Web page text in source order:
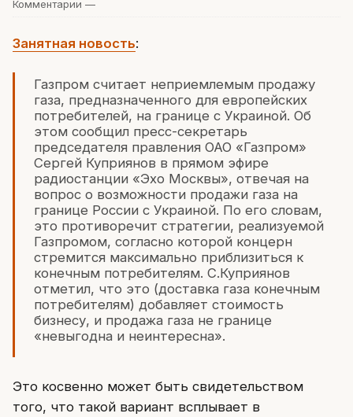
Комментарии —
Занятная новость:
Газпром считает неприемлемым продажу
газа, предназначенного для европейских
потребителей, на границе с Украиной. Об
этом сообщил пресс-секретарь
председателя правления ОАО «Газпром»
Сергей Куприянов в прямом эфире
радиостанции «Эхо Москвы», отвечая на
вопрос о возможности продажи газа на
границе России с Украиной. По его словам,
это противоречит стратегии, реализуемой
Газпромом, согласно которой концерн
стремится максимально приблизиться к
конечным потребителям. С.Куприянов
отметил, что это (доставка газа конечным
потребителям) добавляет стоимость
бизнесу, и продажа газа не границе
«невыгодна и неинтересна».
Это косвенно может быть свидетельством
того, что такой вариант всплывает в